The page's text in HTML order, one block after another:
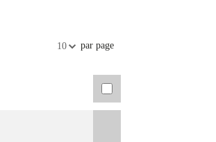
10 par page